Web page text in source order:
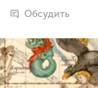
Обсудить